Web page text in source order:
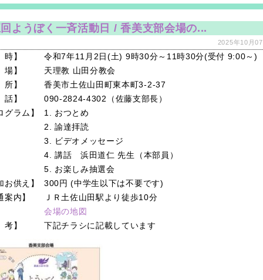
ようぼく一斉活動日 / 香美支部会場の...
2025年10月
】 令和7年11月2日(土) 9時30分 ～11時30分(受付 9:00～)
】
天理教 山田分教会
】
香美市土佐山田町東本町3-2-37
】
090-2824-4302（佐藤支部長）
グラム】
1. おつとめ
2. 諭達拝読
3. ビデオメッセージ
4. 講話 浜田道仁 先生（本部員）
5. お楽しみ抽選会
お供え】
300円 (中学生以下は不要です)
案内】
ＪＲ土佐山田駅より徒歩10分
会場の地図
】
下記チラシに記載しています